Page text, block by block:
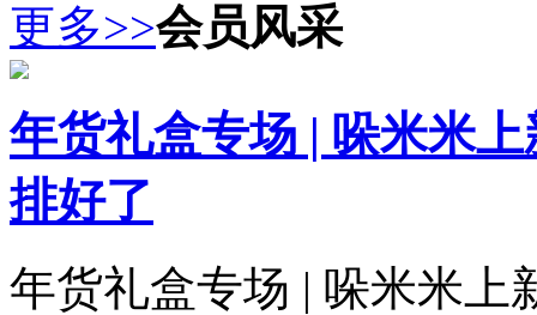
更多>>会员风采
年货礼盒专场 | 哚米米
排好了
年货礼盒专场 | 哚米米上